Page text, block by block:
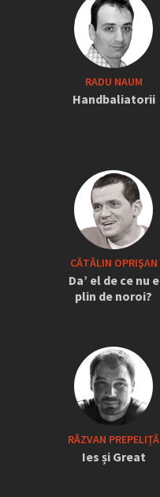
RADU NAUM
Handbaliatorii
CĂTĂLIN OPRIŞAN
Da’ el de ce nu e
plin de noroi?
RĂZVAN PREPELIȚĂ
Ies și Great